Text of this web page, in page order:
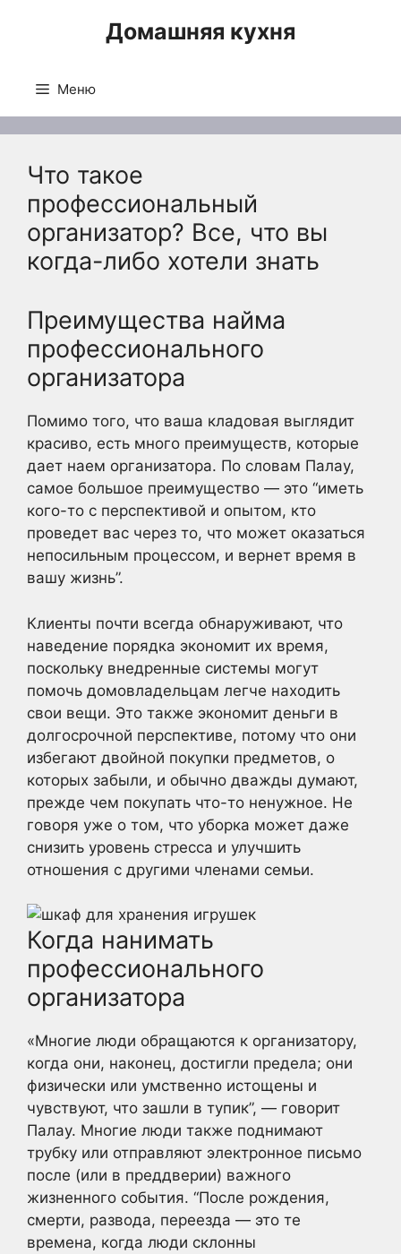
Домашняя кухня
Меню
Что такое
профессиональный
организатор? Все, что вы
когда-либо хотели знать
Преимущества найма
профессионального
организатора
Помимо того, что ваша кладовая выглядит
красиво, есть много преимуществ, которые
дает наем организатора. По словам Палау,
самое большое преимущество — это “иметь
кого-то с перспективой и опытом, кто
проведет вас через то, что может оказаться
непосильным процессом, и вернет время в
вашу жизнь”.
Клиенты почти всегда обнаруживают, что
наведение порядка экономит их время,
поскольку внедренные системы могут
помочь домовладельцам легче находить
свои вещи. Это также экономит деньги в
долгосрочной перспективе, потому что они
избегают двойной покупки предметов, о
которых забыли, и обычно дважды думают,
прежде чем покупать что-то ненужное. Не
говоря уже о том, что уборка может даже
снизить уровень стресса и улучшить
отношения с другими членами семьи.
Когда нанимать
профессионального
организатора
«Многие люди обращаются к организатору,
когда они, наконец, достигли предела; они
физически или умственно истощены и
чувствуют, что зашли в тупик”, — говорит
Палау. Многие люди также поднимают
трубку или отправляют электронное письмо
после (или в преддверии) важного
жизненного события. “После рождения,
смерти, развода, переезда — это те
времена, когда люди склонны